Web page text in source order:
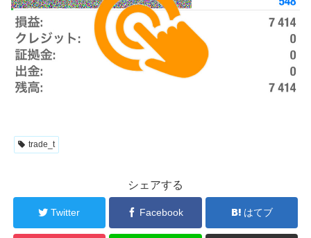
trade_t
シェアする
Twitter Facebook はてブ